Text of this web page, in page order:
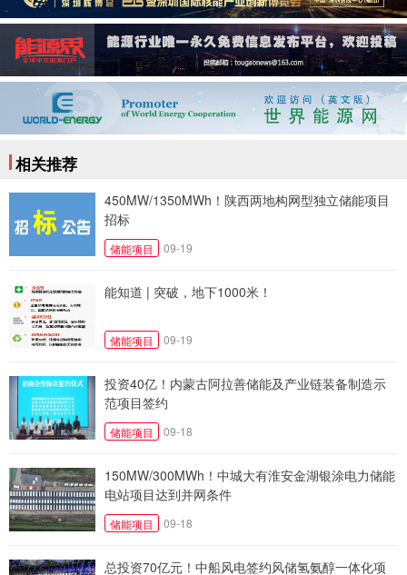
相关推荐
450MW/1350MWh！陕西两地构网型独立储能项目
招标
储能项目 09-19
能知道 | 突破，地下1000米！
储能项目 09-19
投资40亿！内蒙古阿拉善储能及产业链装备制造示
范项目签约
储能项目 09-18
150MW/300MWh！中城大有淮安金湖银涂电力储能
电站项目达到并网条件
储能项目 09-18
总投资70亿元！中船风电签约风储氢氨醇一体化项